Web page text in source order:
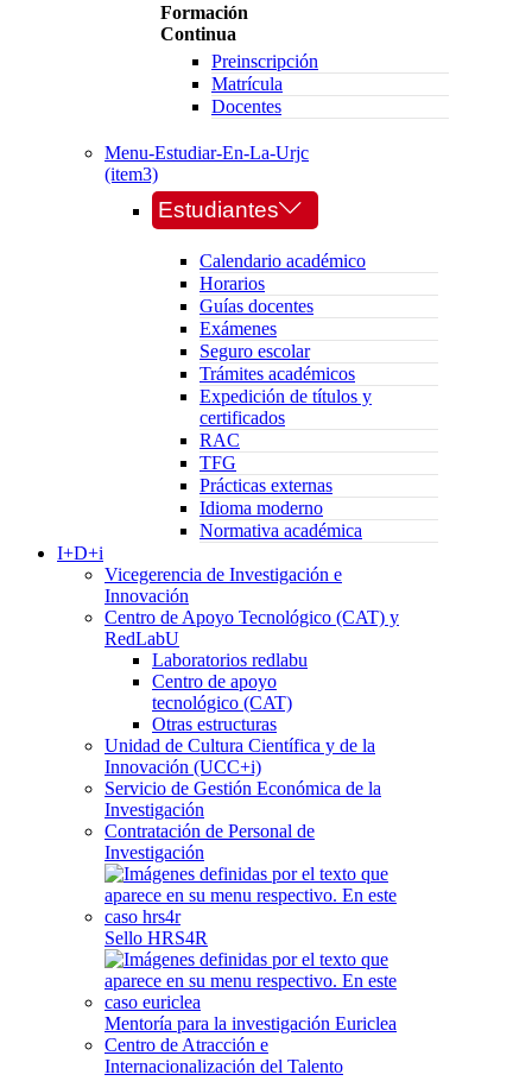
Formación
Continua
Preinscripción
Matrícula
Docentes
Menu-Estudiar-En-La-Urjc
(item3)
Estudiantes
Calendario académico
Horarios
Guías docentes
Exámenes
Seguro escolar
Trámites académicos
Expedición de títulos y
certificados
RAC
TFG
Prácticas externas
Idioma moderno
Normativa académica
I+D+i
Vicegerencia de Investigación e
Innovación
Centro de Apoyo Tecnológico (CAT) y
RedLabU
Laboratorios redlabu
Centro de apoyo
tecnológico (CAT)
Otras estructuras
Unidad de Cultura Científica y de la
Innovación (UCC+i)
Servicio de Gestión Económica de la
Investigación
Contratación de Personal de
Investigación
Sello HRS4R
Mentoría para la investigación Euriclea
Centro de Atracción e
Internacionalización del Talento